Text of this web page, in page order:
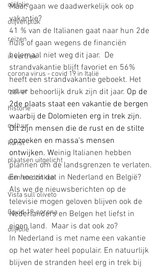
olijfolie
olijvenpluk
reizen
ik vertrek
corona virus - covid 19 in Italië
natuur
historie
cultuur
kunst
plaatsen uitgelicht
eten en drinken
Vista sull'oliveto
Covid-19-corona
olijfolie
Maar, gaan we daadwerkelijk ook op
vakantie?
41 % van de Italianen gaat naar hun 2de
huis of gaan wegens de financiën
helemaal niet weg dit jaar. De
strandvakantie blijft favoriet en 56%
heeft een strandvakantie geboekt. Het
zal er behoorlijk druk zijn dit jaar. Op de
2de plaats staat een vakantie de bergen
waarbij de Dolomieten erg in trek zijn.
Dit zijn mensen die de rust en de stilte
opzoeken en massa's mensen
ontwijken. Weinig Italianen hebben
plannen om de landsgrenzen te verlaten.
En hoe zit dat in Nederland en België?
Als we de nieuwsberichten op de
televisie mogen geloven blijven ook de
Nederlanders en Belgen het liefst in
eigen land.  Maar is dat ook zo?
In Nederland is met name een vakantie
op het water heel populair. En natuurlijk
blijven de stranden heel erg in trek bij